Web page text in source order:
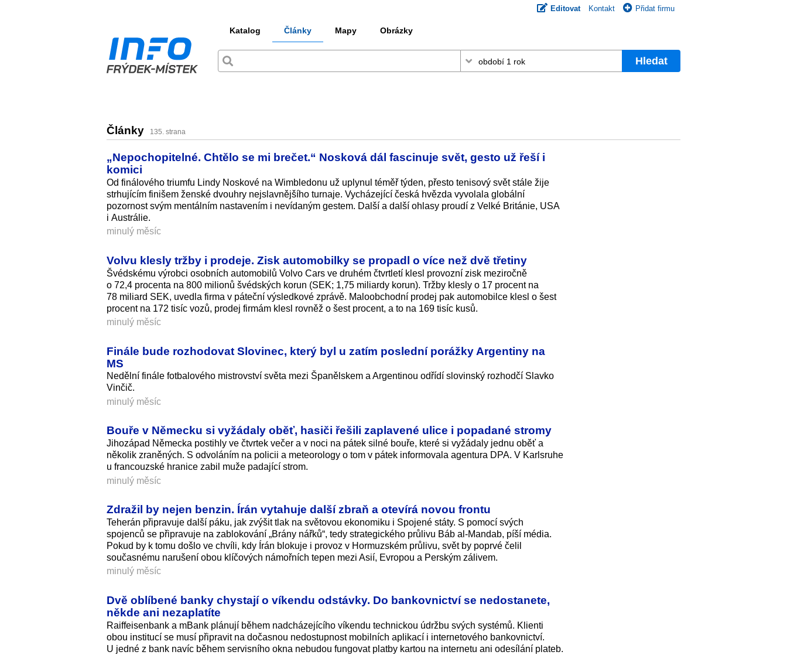
Editovat Kontakt Přidat firmu
Katalog Články Mapy Obrázky
Hledat
Články 135. strana
„Nepochopitelné. Chtělo se mi brečet.“ Nosková dál fascinuje svět, gesto už řeší i
komici
Od finálového triumfu Lindy Noskové na Wimbledonu už uplynul téměř týden, přesto tenisový svět stále žije
strhujícím finišem ženské dvouhry nejslavnějšího turnaje. Vycházející česká hvězda vyvolala globální
pozornost svým mentálním nastavením i nevídaným gestem. Další a další ohlasy proudí z Velké Británie, USA
i Austrálie.
minulý měsíc
Volvu klesly tržby i prodeje. Zisk automobilky se propadl o více než dvě třetiny
Švédskému výrobci osobních automobilů Volvo Cars ve druhém čtvrtletí klesl provozní zisk meziročně
o 72,4 procenta na 800 milionů švédských korun (SEK; 1,75 miliardy korun). Tržby klesly o 17 procent na
78 miliard SEK, uvedla firma v páteční výsledkové zprávě. Maloobchodní prodej pak automobilce klesl o šest
procent na 172 tisíc vozů, prodej firmám klesl rovněž o šest procent, a to na 169 tisíc kusů.
minulý měsíc
Finále bude rozhodovat Slovinec, který byl u zatím poslední porážky Argentiny na
MS
Nedělní finále fotbalového mistrovství světa mezi Španělskem a Argentinou odřídí slovinský rozhodčí Slavko
Vinčič.
minulý měsíc
Bouře v Německu si vyžádaly oběť, hasiči řešili zaplavené ulice i popadané stromy
Jihozápad Německa postihly ve čtvrtek večer a v noci na pátek silné bouře, které si vyžádaly jednu oběť a
několik zraněných. S odvoláním na policii a meteorology o tom v pátek informovala agentura DPA. V Karlsruhe
u francouzské hranice zabil muže padající strom.
minulý měsíc
Zdražil by nejen benzin. Írán vytahuje další zbraň a otevírá novou frontu
Teherán připravuje další páku, jak zvýšit tlak na světovou ekonomiku i Spojené státy. S pomocí svých
spojenců se připravuje na zablokování „Brány nářků“, tedy strategického průlivu Báb al-Mandab, píší média.
Pokud by k tomu došlo ve chvíli, kdy Írán blokuje i provoz v Hormuzském průlivu, svět by poprvé čelil
současnému narušení obou klíčových námořních tepen mezi Asií, Evropou a Perským zálivem.
minulý měsíc
Dvě oblíbené banky chystají o víkendu odstávky. Do bankovnictví se nedostanete,
někde ani nezaplatíte
Raiffeisenbank a mBank plánují během nadcházejícího víkendu technickou údržbu svých systémů. Klienti
obou institucí se musí připravit na dočasnou nedostupnost mobilních aplikací i internetového bankovnictví.
U jedné z bank navíc během servisního okna nebudou fungovat platby kartou na internetu ani odesílání plateb.